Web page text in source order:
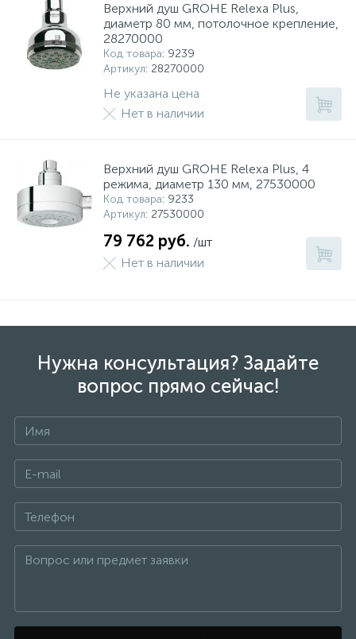
Верхний душ GROHE Relexa Plus,
диаметр 80 мм, потолочное крепление,
28270000
Код товара: 9239
Артикул: 28270000
Не указана цена
Нет в наличии
Верхний душ GROHE Relexa Plus, 4
режима, диаметр 130 мм, 27530000
Код товара: 9233
Артикул: 27530000
79 762 руб. /шт
Нет в наличии
Нужна консультация? Задайте
вопрос прямо сейчас!